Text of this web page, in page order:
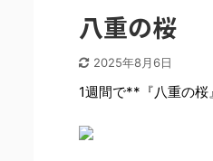
八重の桜
2025年8月6日
1週間で**『八重の